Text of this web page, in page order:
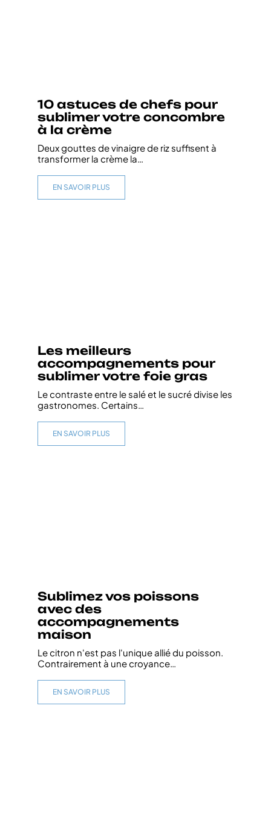
10 astuces de chefs pour
sublimer votre concombre
à la crème
Deux gouttes de vinaigre de riz suffisent à
transformer la crème la
EN SAVOIR PLUS
Les meilleurs
accompagnements pour
sublimer votre foie gras
Le contraste entre le salé et le sucré divise les
gastronomes. Certains
EN SAVOIR PLUS
Sublimez vos poissons
avec des
accompagnements
maison
Le citron n'est pas l'unique allié du poisson.
Contrairement à une croyance…
EN SAVOIR PLUS